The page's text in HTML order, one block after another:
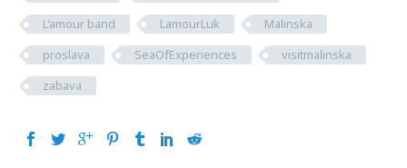
L'amour band
LamourLuk
Malinska
proslava
SeaOfExperiences
visitmalinska
zabava